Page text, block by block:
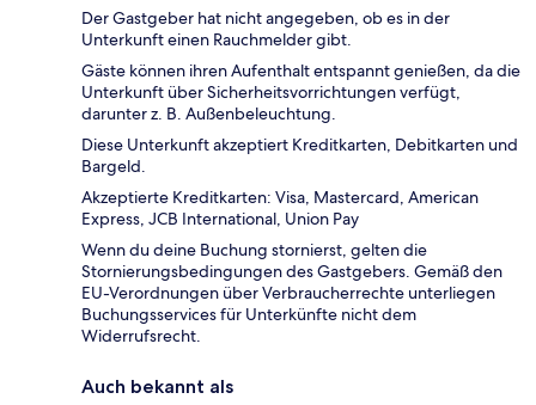
Der Gastgeber hat nicht angegeben, ob es in der
Unterkunft einen Rauchmelder gibt.
Gäste können ihren Aufenthalt entspannt genießen, da die
Unterkunft über Sicherheitsvorrichtungen verfügt,
darunter z. B. Außenbeleuchtung.
Diese Unterkunft akzeptiert Kreditkarten, Debitkarten und
Bargeld.
Akzeptierte Kreditkarten: Visa, Mastercard, American
Express, JCB International, Union Pay
Wenn du deine Buchung stornierst, gelten die
Stornierungsbedingungen des Gastgebers. Gemäß den
EU-Verordnungen über Verbraucherrechte unterliegen
Buchungsservices für Unterkünfte nicht dem
Widerrufsrecht.
Auch bekannt als